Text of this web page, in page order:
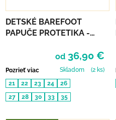
DETSKÉ BAREFOOT
PAPUČE PROTETIKA -
od 36,90 €
Pozrieť viac Skladom
(2 ks)
21
22 23 24
26
27
28 30 33 35